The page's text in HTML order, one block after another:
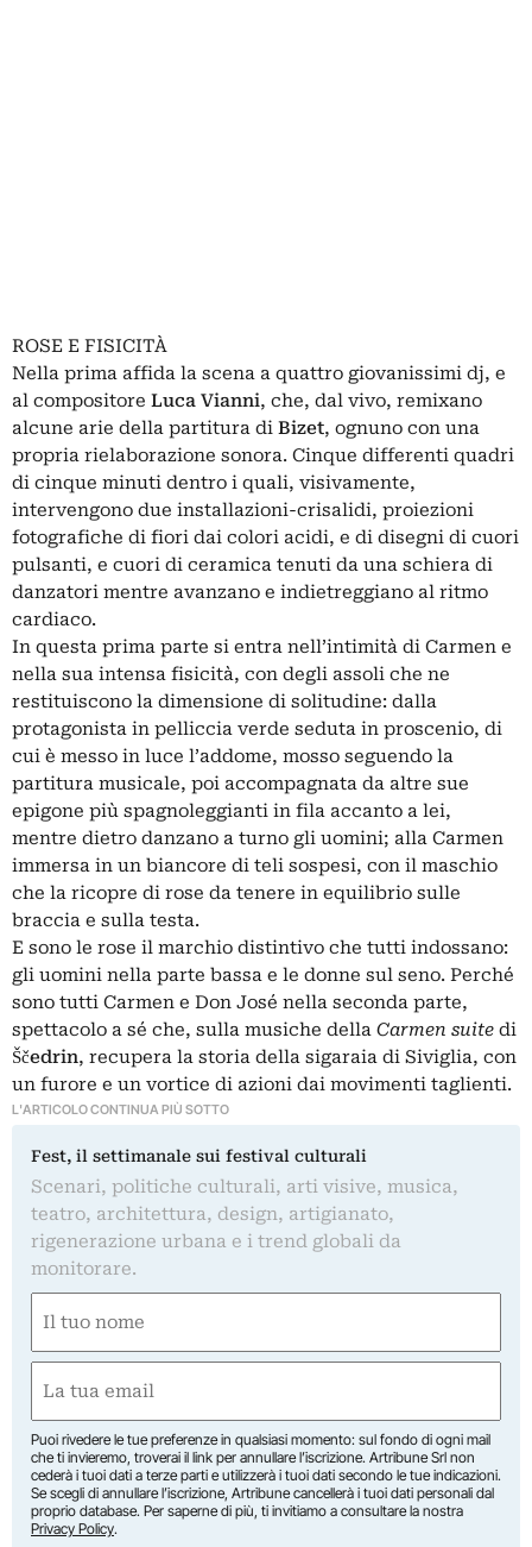
ROSE E FISICITÀ
Nella prima affida la scena a quattro giovanissimi dj, e
al compositore Luca Vianni, che, dal vivo, remixano
alcune arie della partitura di Bizet, ognuno con una
propria rielaborazione sonora. Cinque differenti quadri
di cinque minuti dentro i quali, visivamente,
intervengono due installazioni-crisalidi, proiezioni
fotografiche di fiori dai colori acidi, e di disegni di cuori
pulsanti, e cuori di ceramica tenuti da una schiera di
danzatori mentre avanzano e indietreggiano al ritmo
cardiaco.
In questa prima parte si entra nell’intimità di Carmen e
nella sua intensa fisicità, con degli assoli che ne
restituiscono la dimensione di solitudine: dalla
protagonista in pelliccia verde seduta in proscenio, di
cui è messo in luce l’addome, mosso seguendo la
partitura musicale, poi accompagnata da altre sue
epigone più spagnoleggianti in fila accanto a lei,
mentre dietro danzano a turno gli uomini; alla Carmen
immersa in un biancore di teli sospesi, con il maschio
che la ricopre di rose da tenere in equilibrio sulle
braccia e sulla testa.
E sono le rose il marchio distintivo che tutti indossano:
gli uomini nella parte bassa e le donne sul seno. Perché
sono tutti Carmen e Don José nella seconda parte,
spettacolo a sé che, sulla musiche della Carmen suite di
Ščedrin, recupera la storia della sigaraia di Siviglia, con
un furore e un vortice di azioni dai movimenti taglienti.
L'ARTICOLO CONTINUA PIÙ SOTTO
Fest, il settimanale sui festival culturali
Scenari, politiche culturali, arti visive, musica,
teatro, architettura, design, artigianato,
rigenerazione urbana e i trend globali da
monitorare.
(Required)
First
(Required)
Puoi rivedere le tue preferenze in qualsiasi momento: sul fondo di ogni mail
che ti invieremo, troverai il link per annullare l’iscrizione. Artribune Srl non
cederà i tuoi dati a terze parti e utilizzerà i tuoi dati secondo le tue indicazioni.
Se scegli di annullare l’iscrizione, Artribune cancellerà i tuoi dati personali dal
proprio database. Per saperne di più, ti invitiamo a consultare la nostra
Privacy Policy.